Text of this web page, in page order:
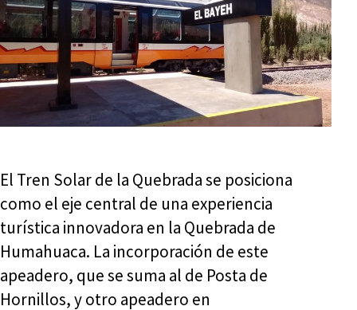
El Tren Solar de la Quebrada se posiciona
como el eje central de una experiencia
turística innovadora en la Quebrada de
Humahuaca. La incorporación de este
apeadero, que se suma al de Posta de
Hornillos, y otro apeadero en